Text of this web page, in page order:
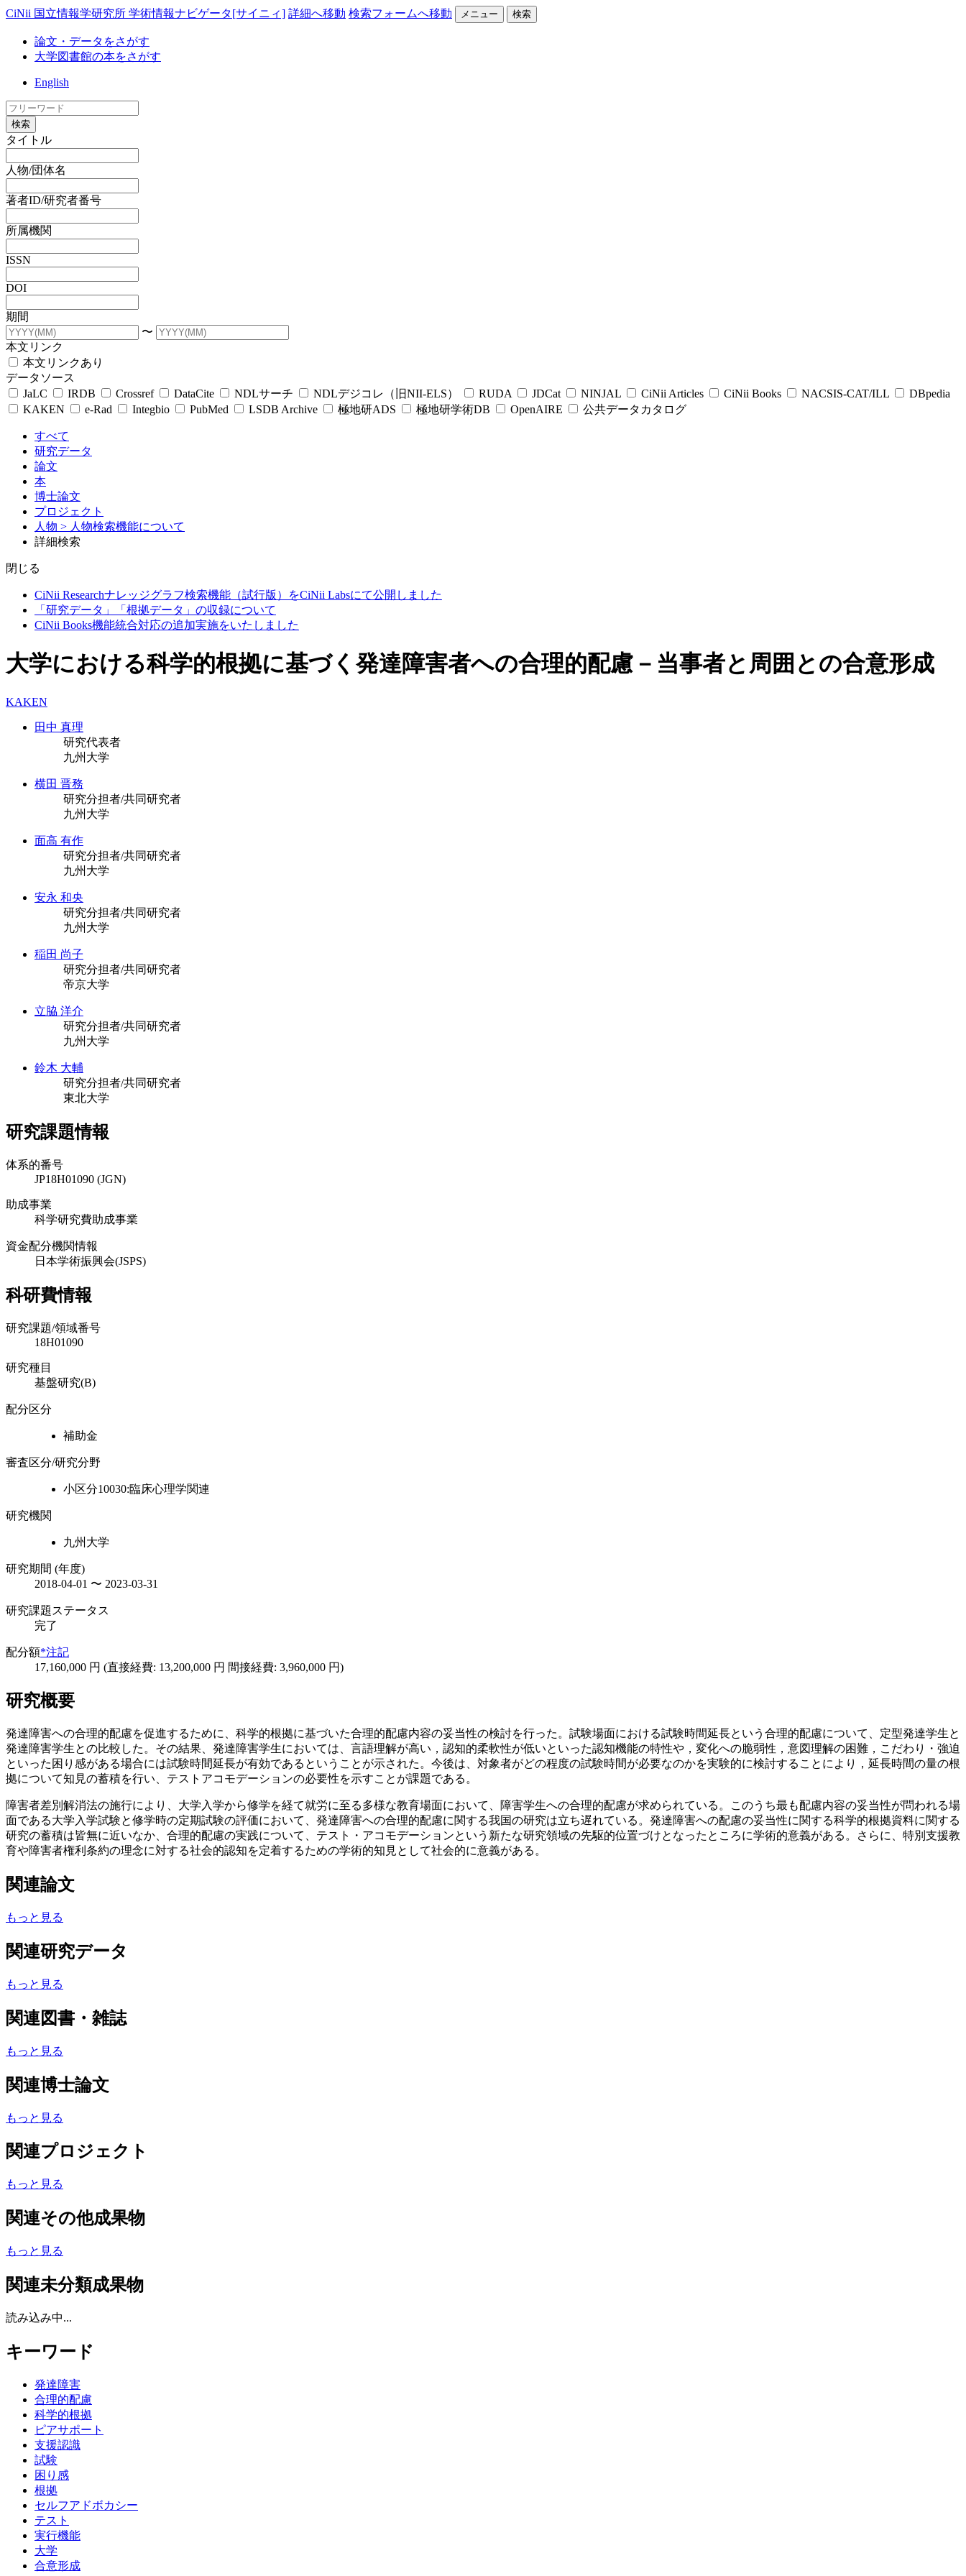
CiNii 国立情報学研究所 学術情報ナビゲータ[サイニィ] 詳細へ移動 検索フォームへ移動 メニュー 検索
論文・データをさがす
大学図書館の本をさがす
English
検索
タイトル
人物/団体名
著者ID/研究者番号
所属機関
ISSN
DOI
期間
〜
本文リンク
本文リンクあり
データソース
JaLC
IRDB Crossref DataCite NDLサーチ NDLデジコレ（旧NII-ELS） RUDA JDCat NINJAL CiNii Articles CiNii Books NACSIS-CAT/ILL
DBpedia
KAKEN
e-Rad Integbio PubMed LSDB Archive 極地研ADS 極地研学術DB OpenAIRE 公共データカタログ
すべて
研究データ
論文
本
博士論文
プロジェクト
人物 > 人物検索機能について
詳細検索
閉じる
CiNii Researchナレッジグラフ検索機能（試行版）をCiNii Labsにて公開しました
「研究データ」「根拠データ」の収録について
CiNii Books機能統合対応の追加実施をいたしました
大学における科学的根拠に基づく発達障害者への合理的配慮－当事者と周囲との合意形成
KAKEN
田中 真理
研究代表者
九州大学
横田 晋務
研究分担者/共同研究者
九州大学
面高 有作
研究分担者/共同研究者
九州大学
安永 和央
研究分担者/共同研究者
九州大学
稲田 尚子
研究分担者/共同研究者
帝京大学
立脇 洋介
研究分担者/共同研究者
九州大学
鈴木 大輔
研究分担者/共同研究者
東北大学
研究課題情報
体系的番号
JP18H01090 (JGN)
助成事業
科学研究費助成事業
資金配分機関情報
日本学術振興会(JSPS)
科研費情報
研究課題/領域番号
18H01090
研究種目
基盤研究(B)
配分区分
補助金
審査区分/研究分野
小区分10030:臨床心理学関連
研究機関
九州大学
研究期間 (年度)
2018-04-01 〜 2023-03-31
研究課題ステータス
完了
配分額*注記
17,160,000 円 (直接経費: 13,200,000 円 間接経費: 3,960,000 円)
研究概要
発達障害への合理的配慮を促進するために、科学的根拠に基づいた合理的配慮内容の妥当性の検討を行った。試験場面における試験時間延長という合理的配慮について、定型発達学生と
発達障害学生との比較した。その結果、発達障害学生においては、言語理解が高い，認知的柔軟性が低いといった認知機能の特性や，変化への脆弱性，意図理解の困難，こだわり・強迫
といった困り感がある場合には試験時間延長が有効であるということが示された。今後は、対象者がどの程度の試験時間が必要なのかを実験的に検討することにより，延長時間の量の根
拠について知見の蓄積を行い、テストアコモデーションの必要性を示すことが課題である。
障害者差別解消法の施行により、大学入学から修学を経て就労に至る多様な教育場面において、障害学生への合理的配慮が求められている。このうち最も配慮内容の妥当性が問われる場
面である大学入学試験と修学時の定期試験の評価において、発達障害への合理的配慮に関する我国の研究は立ち遅れている。発達障害への配慮の妥当性に関する科学的根拠資料に関する
研究の蓄積は皆無に近いなか、合理的配慮の実践について、テスト・アコモデーションという新たな研究領域の先駆的位置づけとなったところに学術的意義がある。さらに、特別支援教
育や障害者権利条約の理念に対する社会的認知を定着するための学術的知見として社会的に意義がある。
関連論文
もっと見る
関連研究データ
もっと見る
関連図書・雑誌
もっと見る
関連博士論文
もっと見る
関連プロジェクト
もっと見る
関連その他成果物
もっと見る
関連未分類成果物
読み込み中...
キーワード
発達障害
合理的配慮
科学的根拠
ピアサポート
支援認識
試験
困り感
根拠
セルフアドボカシー
テスト
実行機能
大学
合意形成